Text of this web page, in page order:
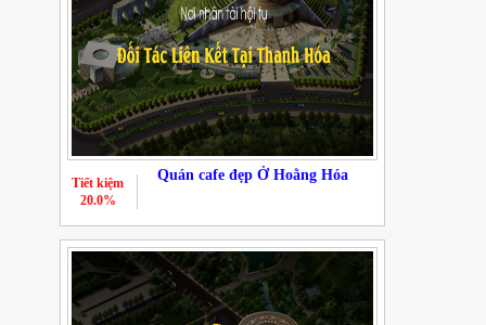
Quán cafe đẹp Ở Hoằng Hóa
Tiết kiệm
20.0%